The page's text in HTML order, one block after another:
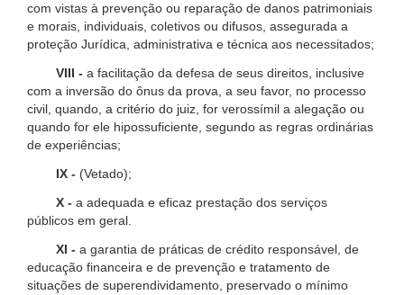
com vistas à prevenção ou reparação de danos patrimoniais
e morais, individuais, coletivos ou difusos, assegurada a
proteção Jurídica, administrativa e técnica aos necessitados;
VIII - a facilitação da defesa de seus direitos, inclusive
com a inversão do ônus da prova, a seu favor, no processo
civil, quando, a critério do juiz, for verossímil a alegação ou
quando for ele hipossuficiente, segundo as regras ordinárias
de experiências;
IX - (Vetado);
X - a adequada e eficaz prestação dos serviços
públicos em geral.
XI - a garantia de práticas de crédito responsável, de
educação financeira e de prevenção e tratamento de
situações de superendividamento, preservado o mínimo